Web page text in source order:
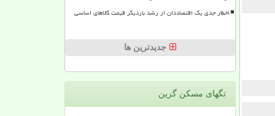
اخطار جدی یک اقتصاددان از رشد باردیگر قیمت کالاهای اساسی
جدیدترین ها
تگهای مسكن گزین